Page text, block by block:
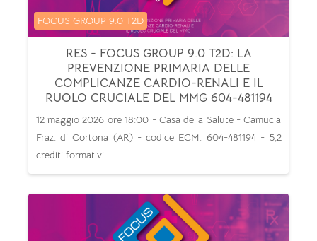
RES - FOCUS GROUP 9.0 T2D: LA
PREVENZIONE PRIMARIA DELLE
COMPLICANZE CARDIO-RENALI E IL
RUOLO CRUCIALE DEL MMG 604-481194
Categoria di corsi
FOCUS GROUP 9.0 T2D
12 maggio 2026 ore 18:00 - Casa della Salute - Camucia
Fraz. di Cortona (AR) - codice ECM: 604-481194 - 5,2
crediti formativi -